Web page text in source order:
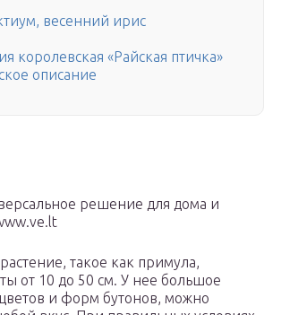
весенний ирис
королевская «Райская птичка»
описание
решение для дома и
такое как примула,
от 10 до 50 см. У нее большое
и форм бутонов, можно